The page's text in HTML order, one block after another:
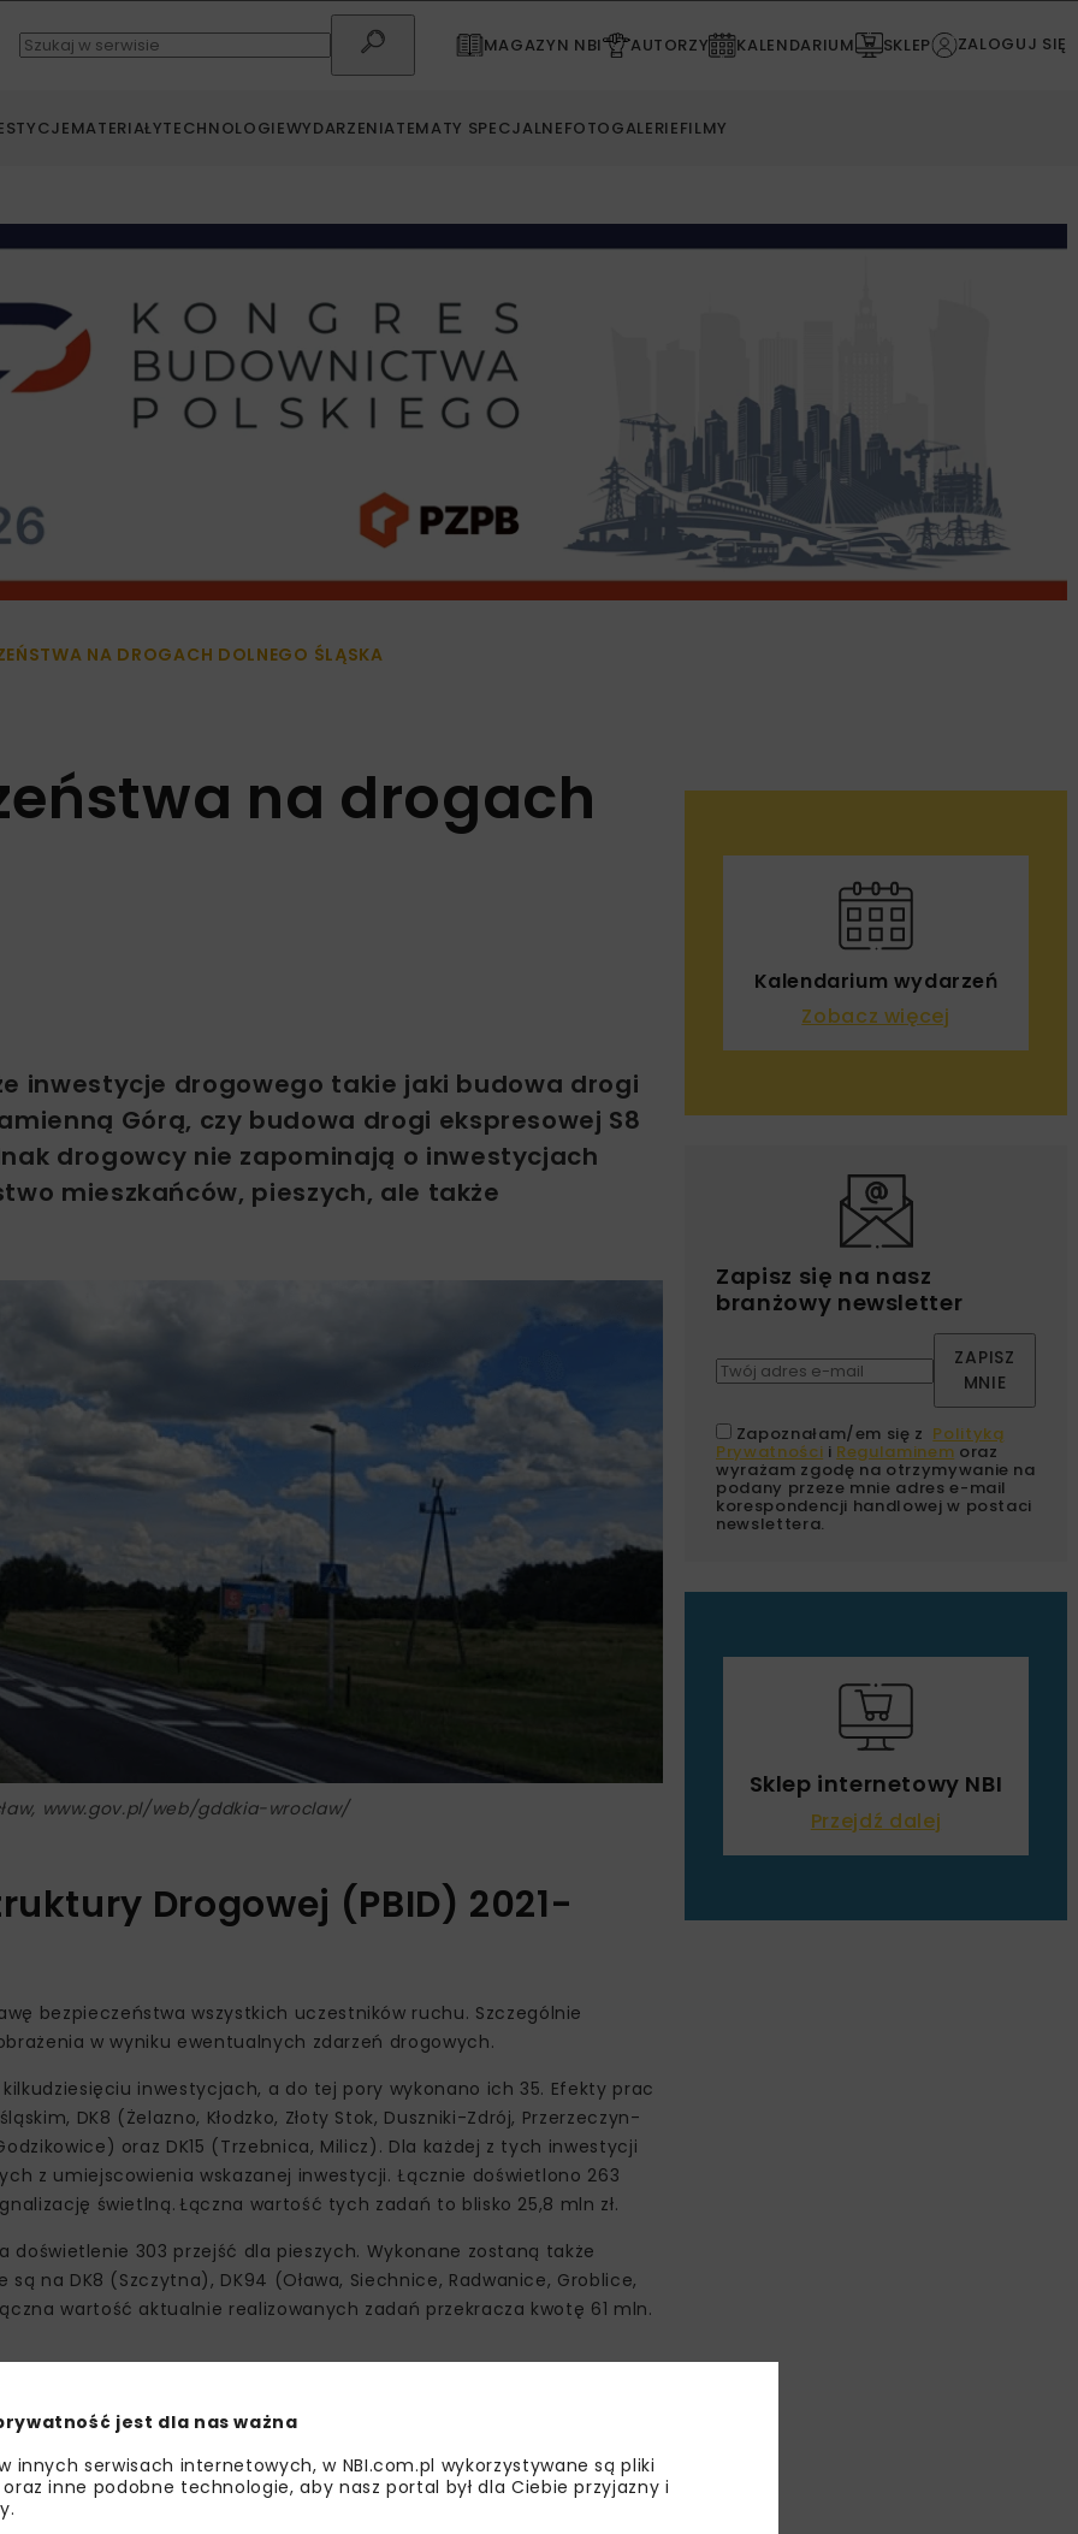
MAGAZYN NBI AUTORZY KALENDARIUM SKLEP ZALOGUJ SIĘ
MATERIAŁYTECHNOLOGIEWYDARZENIATEMATY SPECJALNEFOTOGALERIEFILMY
NA DROGACH DOLNEGO ŚLĄSKA
na drogach
inwestycje drogowego takie jaki budowa drogi
Górą, czy budowa drogi ekspresowej S8
drogowcy nie zapominają o inwestycjach
mieszkańców, pieszych, ale także
www.gov.pl/web/gddkia-wroclaw/
Drogowej (PBID) 2021-
bezpieczeństwa wszystkich uczestników ruchu. Szczególnie
w wyniku ewentualnych zdarzeń drogowych.
kilkudziesięciu inwestycjach, a do tej pory wykonano ich 35. Efekty prac
DK8 (Żelazno, Kłodzko, Złoty Stok, Duszniki-Zdrój, Przerzeczyn-
oraz DK15 (Trzebnica, Milicz). Dla każdej z tych inwestycji
z umiejscowienia wskazanej inwestycji. Łącznie doświetlono 263
świetlną. Łączna wartość tych zadań to blisko 25,8 mln zł.
doświetlenie 303 przejść dla pieszych. Wykonane zostaną także
na DK8 (Szczytna), DK94 (Oława, Siechnice, Radwanice, Groblice,
wartość aktualnie realizowanych zadań przekracza kwotę 61 mln.
2024 ma na celu poprawę bezpieczeństwa ruchu drogowego
wskazuje rodzaje działań, które są potrzebne do wykonania, aby sieć
do potrzeb użytkowników. Celami szczegółowymi
drogowej, mającej wpływ na wzrost bezpieczeństwa ruchu
Kalendarium wydarzeń
Zobacz więcej
Zapisz się na nasz
branżowy newsletter
ZAPISZ
MNIE
Zapoznałam/em się z Polityką
Prywatności i Regulaminem oraz
wyrażam zgodę na otrzymywanie na
podany przeze mnie adres e-mail
korespondencji handlowej w postaci
newslettera.
Sklep internetowy NBI
Przejdź dalej
jest dla nas ważna
innych serwisach internetowych, w NBI.com.pl wykorzystywane są pliki
inne podobne technologie, aby nasz portal był dla Ciebie przyjazny i